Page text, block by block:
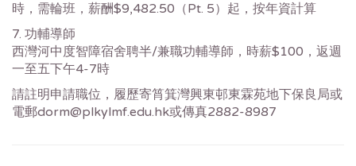
時，需輪班，薪酬$9,482.50（Pt. 5）起，按年資計算
7. 功輔導師
西灣河中度智障宿舍聘半/兼職功輔導師，時薪$100，返週
一至五下午4-7時
請註明申請職位，履歷寄筲箕灣興東邨東霖苑地下保良局或
電郵dorm@plkylmf.edu.hk或傳真2882-8987